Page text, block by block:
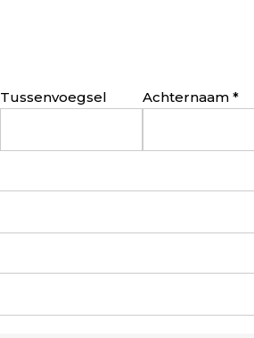
Tussenvoegsel Achternaam